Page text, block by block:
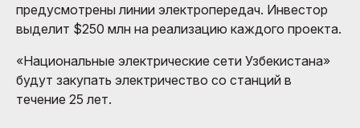
предусмотрены линии электропередач. Инвестор
выделит $250 млн на реализацию каждого проекта.
«Национальные электрические сети Узбекистана»
будут закупать электричество со станций в
течение 25 лет.